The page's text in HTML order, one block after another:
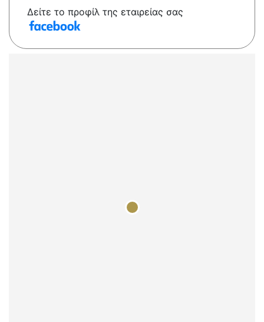
Δείτε το προφίλ της εταιρείας σας